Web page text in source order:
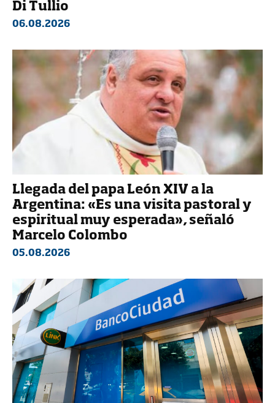
Di Tullio
06.08.2026
Llegada del papa León XIV a la
Argentina: «Es una visita pastoral y
espiritual muy esperada», señaló
Marcelo Colombo
05.08.2026